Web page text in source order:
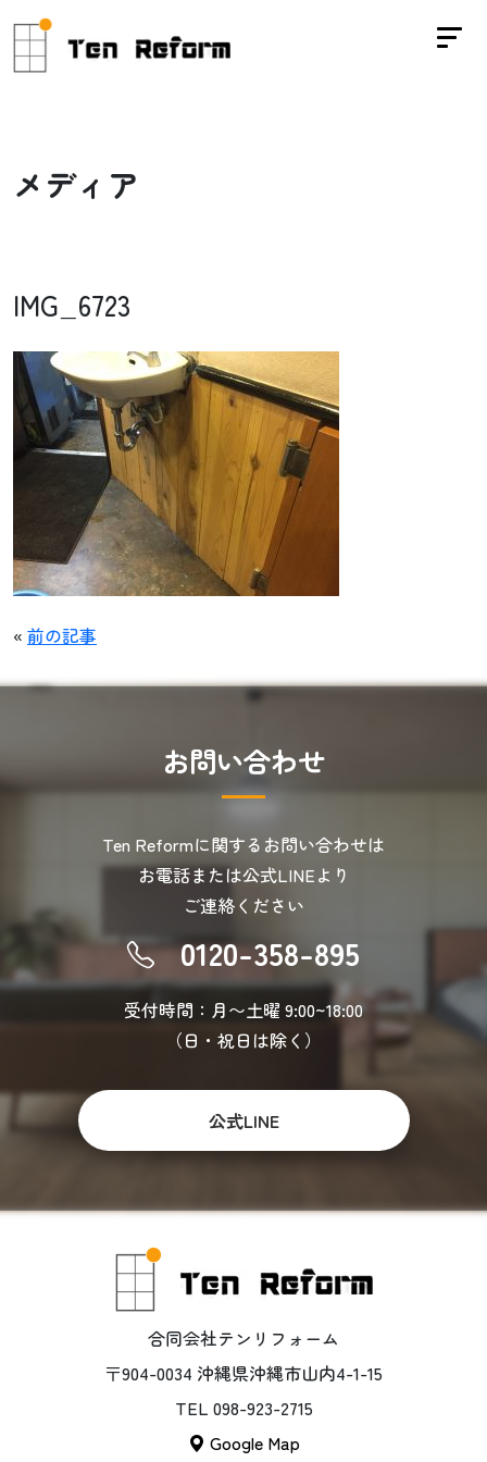
メ ディ ア
IMG_6723
« 前の記事
お問い合わせ
Ten Reformに関するお問い合わせは
お電話または公式LINEより
ご連絡ください
0120-358-895
受付時間：月〜土曜 9:00~18:00
（日・祝日は除く）
公式LINE
合同会社テンリフォーム
〒904-0034 沖縄県沖縄市山内4-1-15
TEL 098-923-2715
Google Map